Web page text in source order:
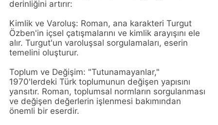
derinliğini artırır:
Kimlik ve Varoluş: Roman, ana karakteri Turgut
Özben'in içsel çatışmalarını ve kimlik arayışını ele
alır. Turgut'un varoluşsal sorgulamaları, eserin
temelini oluşturur.
Toplum ve Değişim: "Tutunamayanlar,"
1970'lerdeki Türk toplumunun değişen yapısını
yansıtır. Roman, toplumsal normların sorgulanması
ve değişen değerlerin işlenmesi bakımından
önemli bir eserdir.